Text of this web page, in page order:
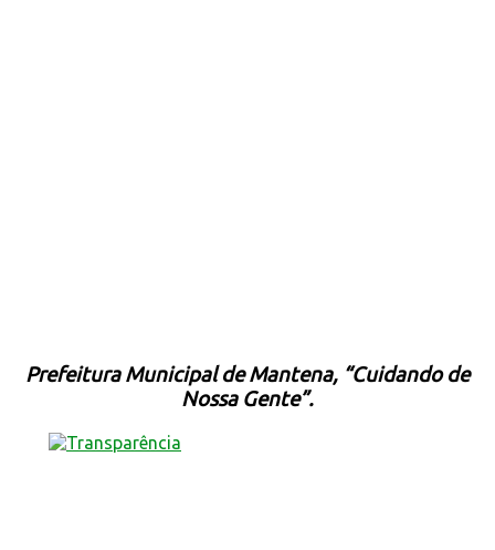
Prefeitura Municipal de Mantena, “Cuidando de
Nossa Gente”.